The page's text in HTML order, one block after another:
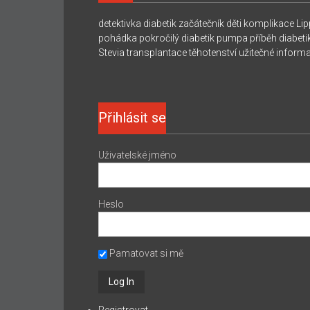
detektivka diabetik začátečník děti komplikace
pohádka pokročilý diabetik pumpa příběh
Stevia transplantace těhotenství užitečné
Přihlásit se
Uživatelské jméno
Heslo
Pamatovat si mě